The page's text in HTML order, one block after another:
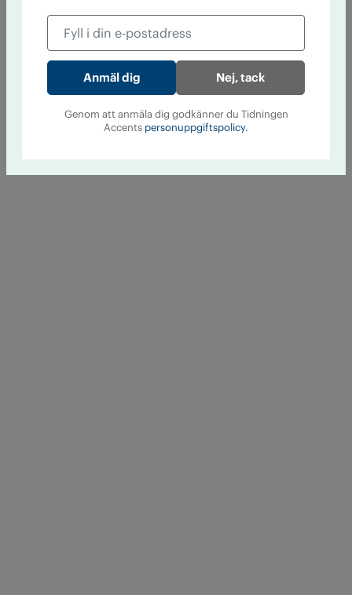
Nej, tack
Genom att anmäla dig godkänner du Tidningen
Accents personuppgiftspolicy.